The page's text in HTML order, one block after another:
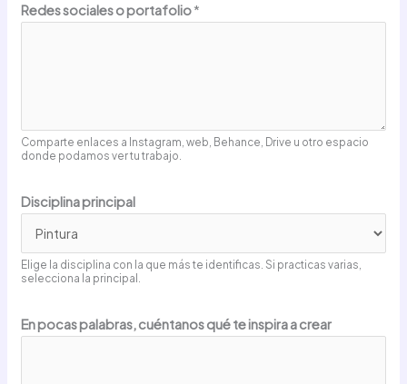
Redes sociales o portafolio*
Comparte enlaces a Instagram, web, Behance, Drive u otro espacio
donde podamos ver tu trabajo.
Disciplina principal
Elige la disciplina con la que más te identificas. Si practicas varias,
selecciona la principal.
En pocas palabras, cuéntanos qué te inspira a crear